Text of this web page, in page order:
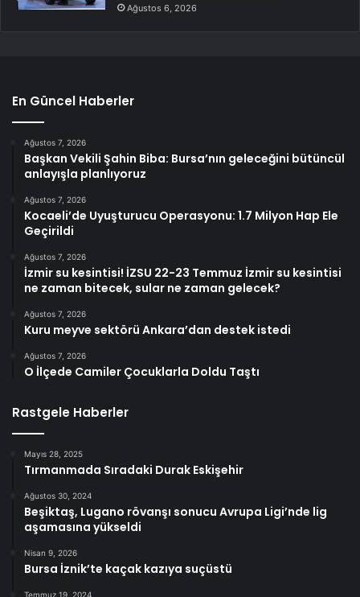
Ağustos 6, 2026
En Güncel Haberler
Ağustos 7, 2026
Başkan Vekili Şahin Biba: Bursa’nın geleceğini bütüncül
anlayışla planlıyoruz
Ağustos 7, 2026
Kocaeli’de Uyuşturucu Operasyonu: 1.7 Milyon Hap Ele
Geçirildi
Ağustos 7, 2026
İzmir su kesintisi! İZSU 22-23 Temmuz İzmir su kesintisi
ne zaman bitecek, sular ne zaman gelecek?
Ağustos 7, 2026
Kuru meyve sektörü Ankara’dan destek istedi
Ağustos 7, 2026
O İlçede Camiler Çocuklarla Doldu Taştı
Rastgele Haberler
Mayıs 28, 2025
Tırmanmada Sıradaki Durak Eskişehir
Ağustos 30, 2024
Beşiktaş, Lugano rövanşı sonucu Avrupa Ligi’nde lig
aşamasına yükseldi
Nisan 9, 2026
Bursa İznik’te kaçak kazıya suçüstü
Temmuz 19, 2024